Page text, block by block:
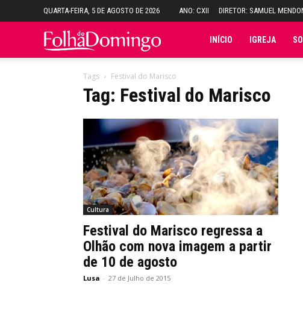
QUARTA-FEIRA, 5 DE AGOSTO DE 2026 ANO: CXII DIRETOR: SAMUEL
Folha
do
INÍCIO IGREJA
Tags Festival do Marisco
Tag: Festival do Marisco
Cultura
Festival do Marisco regressa a
Olhão com nova imagem a partir
de 10 de agosto
Lusa - 27 de Julho de 2015